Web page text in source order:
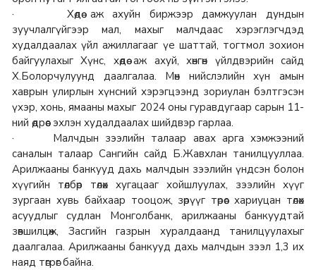
· Хөдөө аж ахуйн биржээр дамжуулан дундын
зуучлалгүйгээр мал, махыг малчдаас хэрэглэгчдэд
худалдаалах үйл ажиллагааг үе шаттай, тогтмол зохион
байгуулахыг Хүнс, хөдөө аж ахуй, хөнгөн үйлдвэрийн сайд
Х.Болорчулуунд даалгалаа. Мөн нийслэлийн хүн амын
хаврын улирлын хүнсний хэрэгцээнд зориулан бэлтгэсэн
үхэр, хонь, ямааны махыг 2024 оны гуравдугаар сарын 11-
ний өдрөөс эхлэн худалдаалах шийдвэр гарлаа.
· Малчдын зээлийн талаар авах арга хэмжээний
саналын талаар Сангийн сайд Б.Жавхлан танилцууллаа.
Арилжааны банкууд дахь малчдын зээлийн үндсэн болон
хүүгийн төлбөр төлөх хугацааг хойшлуулах, зээлийн хүүг
зургаан хувь байхаар тооцож, зөрүүг төрөөс хариуцан төлөх
асуудлыг судлан Монголбанк, арилжааны банкуудтай
зөвшилцөж, Засгийн газрын хуралдаанд танилцуулахыг
даалгалаа. Арилжааны банкууд дахь малчдын зээл 1,3 их
наяд төгрөг байна.